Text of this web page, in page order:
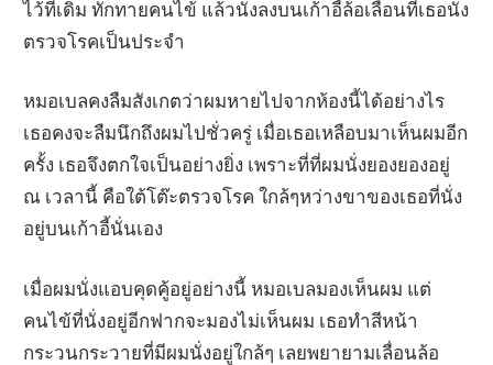
ไว้ที่เดิม ทักทายคนไข้ แล้วนั่งลงบนเก้าอี้ล้อเลื่อนที่เธอนั่ง
ตรวจโรคเป็นประจำ
หมอเบลคงลืมสังเกตว่าผมหายไปจากห้องนี้ได้อย่างไร
เธอคงจะลืมนึกถึงผมไปชั่วครู่ เมื่อเธอเหลือบมาเห็นผมอีก
ครั้ง เธอจึงตกใจเป็นอย่างยิ่ง เพราะที่ที่ผมนั่งยองยองอยู่
ณ เวลานี้ คือใต้โต๊ะตรวจโรค ใกล้ๆหว่างขาของเธอที่นั่ง
อยู่บนเก้าอี้นั่นเอง
เมื่อผมนั่งแอบคุดคู้อยู่อย่างนี้ หมอเบลมองเห็นผม แต่
คนไข้ที่นั่งอยู่อีกฟากจะมองไม่เห็นผม เธอทำสีหน้า
กระวนกระวายที่มีผมนั่งอยู่ใกล้ๆ เลยพยายามเลื่อนล้อ